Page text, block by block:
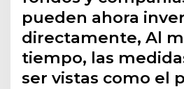
pueden ahora
directamente, Al
tiempo, las
ser vistas como el